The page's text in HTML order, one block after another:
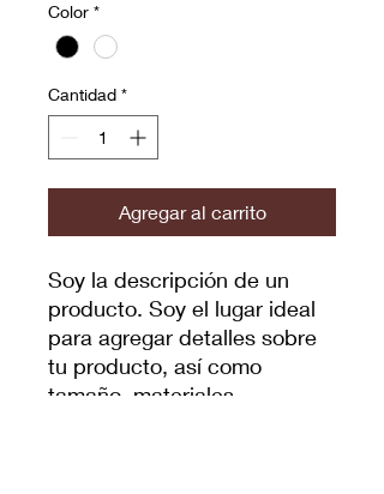
Color *
Cantidad *
Agregar al carrito
Soy la descripción de un
producto. Soy el lugar ideal
para agregar detalles sobre
tu producto, así como
tamaño, materiales,